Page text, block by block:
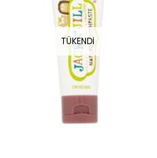
TÜKENDI